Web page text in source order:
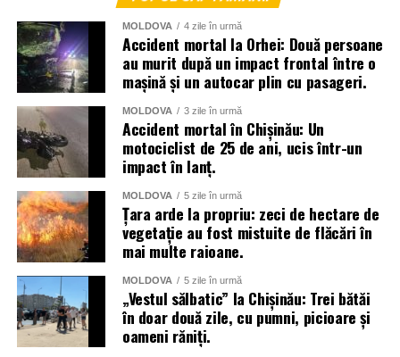
MOLDOVA 4 zile în urmă
Accident mortal la Orhei: Două persoane
au murit după un impact frontal între o
mașină și un autocar plin cu pasageri.
MOLDOVA 3 zile în urmă
Accident mortal în Chișinău: Un
motociclist de 25 de ani, ucis într-un
impact în lanț.
MOLDOVA 5 zile în urmă
Țara arde la propriu: zeci de hectare de
vegetație au fost mistuite de flăcări în
mai multe raioane.
MOLDOVA 5 zile în urmă
„Vestul sălbatic” la Chișinău: Trei bătăi
în doar două zile, cu pumni, picioare și
oameni răniți.